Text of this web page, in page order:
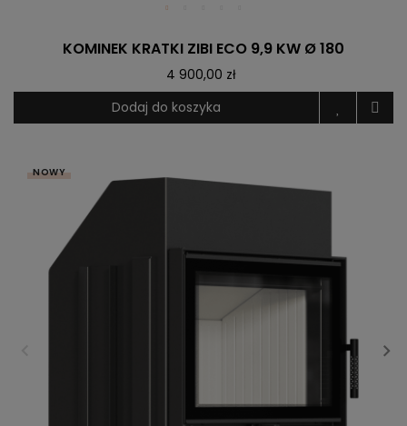
KOMINEK KRATKI ZIBI ECO 9,9 KW Ø 180
4 900,00 zł
Dodaj do koszyka
NOWY